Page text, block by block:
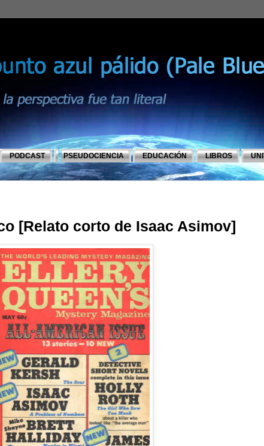
PODCAST PSEUDOCIENCIA EDUCACIÓN LIBROS
[Relato corto de Isaac Asimov]